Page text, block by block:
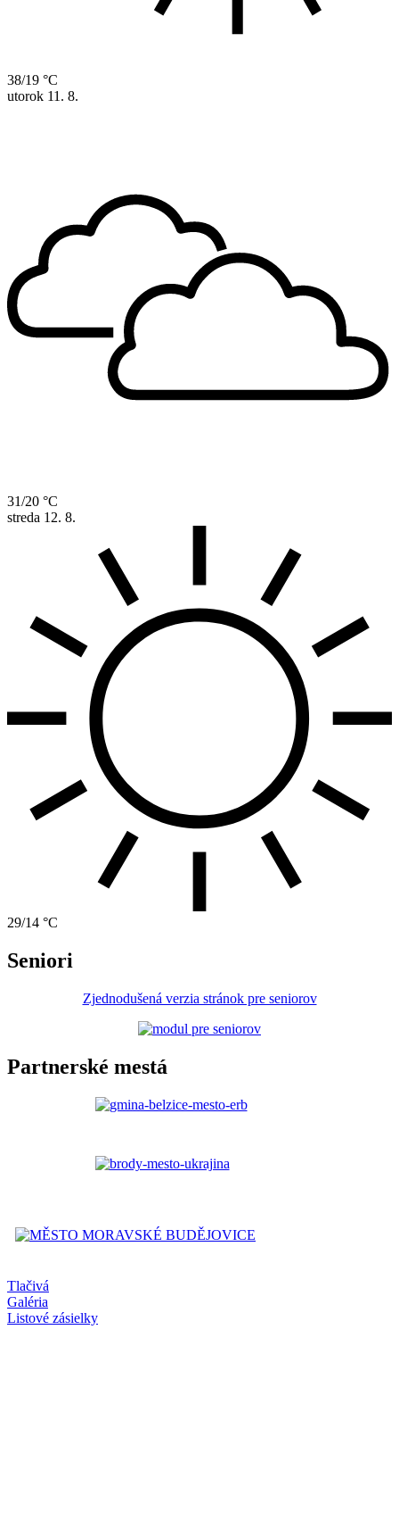
38/19 °C
utorok 11. 8.
31/20 °C
streda 12. 8.
29/14 °C
Seniori
Zjednodušená verzia stránok pre seniorov
Partnerské mestá
Tlačivá
Galéria
Listové zásielky